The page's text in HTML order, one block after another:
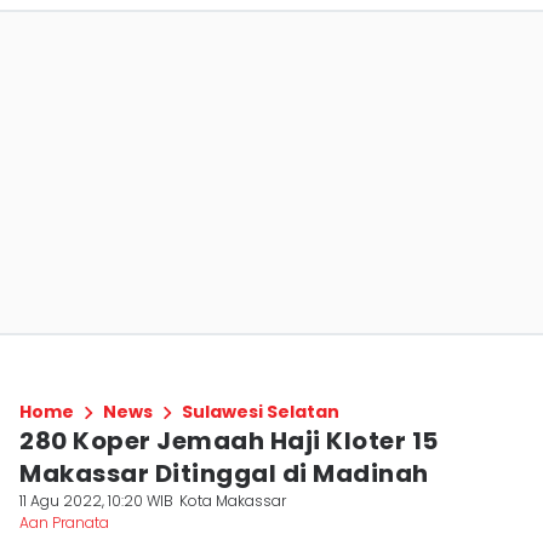
Home News Sulawesi Selatan
280 Koper Jemaah Haji Kloter 15
Makassar Ditinggal di Madinah
11 Agu 2022, 10:20 WIB Kota Makassar
Aan Pranata